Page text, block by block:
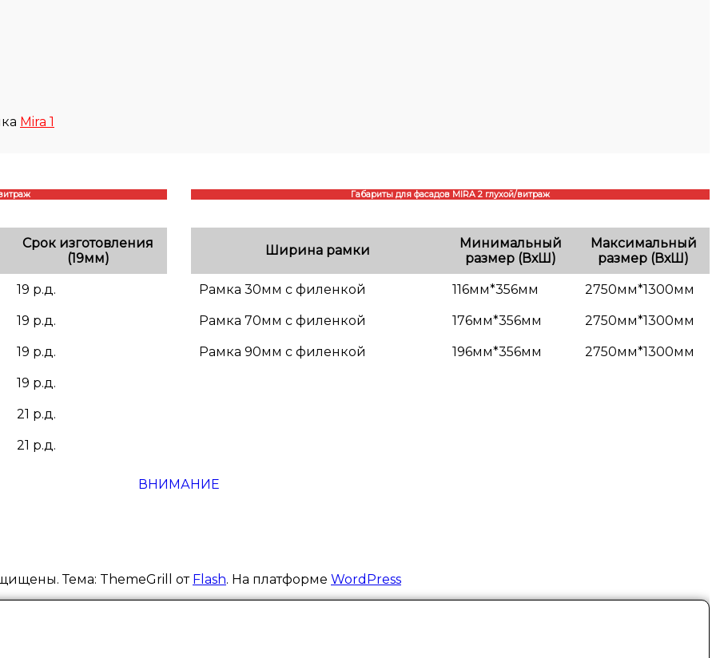
Mira 1
Срок изготовления
(19мм)
19 р.д.
19 р.д.
19 р.д.
19 р.д.
21 р.д.
21 р.д.
Габариты для фасадов MIRA 2 глухой/витраж
Ширина рамки
Минимальный
размер (ВхШ)
Максимальный
размер (ВхШ)
Рамка 30мм с филенкой 116мм*356мм 2750мм*1300мм
Рамка 70мм с филенкой 176мм*356мм 2750мм*1300мм
Рамка 90мм с филенкой 196мм*356мм 2750мм*1300мм
ВНИМАНИЕ
Тема: ThemeGrill от Flash. На платформе WordPress